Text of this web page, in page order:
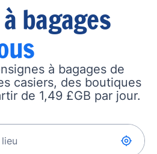
bagages
à bagages de
casiers, des boutiques
de 1,49 £GB par jour.